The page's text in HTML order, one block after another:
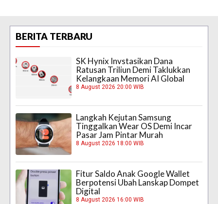
BERITA TERBARU
SK Hynix Invstasikan Dana
Ratusan Triliun Demi Taklukkan
Kelangkaan Memori AI Global
8 August 2026 20:00 WIB
Langkah Kejutan Samsung
Tinggalkan Wear OS Demi Incar
Pasar Jam Pintar Murah
8 August 2026 18:00 WIB
Fitur Saldo Anak Google Wallet
Berpotensi Ubah Lanskap Dompet
Digital
8 August 2026 16:00 WIB